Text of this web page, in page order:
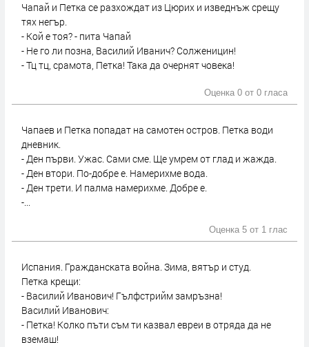
Чапай и Петка се разхождат из Цюрих и изведнъж срещу
тях негър.
- Кой е тоя? - пита Чапай
- Не го ли позна, Василий Иванич? Солженицин!
- Тц тц, срамота, Петка! Така да очернят човека!
Оценка 0 от 0 гласа
Чапаев и Петка попадат на самотен остров. Петка води
дневник.
- Ден първи. Ужас. Сами сме. Ще умрем от глад и жажда.
- Ден втори. По-добре е. Намерихме вода.
- Ден трети. И палма намерихме. Добре е.
-...
Оценка 5 от 1 глас
Испания. Гражданската война. Зима, вятър и студ.
Петка крещи:
- Василий Иванович! Гълфстрийм замръзна!
Василий Иванович:
- Петка! Колко пъти съм ти казвал евреи в отряда да не
вземаш!